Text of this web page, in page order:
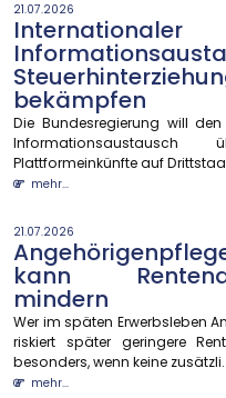
21.07.2026
Internationaler
bekämpfen
Die Bundesregierung will
Informationsaustausch
Plattformeinkünfte auf
mehr...
21.07.2026
kann
mindern
Wer im späten Erwerbsleben
riskiert später geringere
besonders, wenn keine
mehr...
Das Hessische
dass eine gesetzliche
einen Rettungshubsc...
mehr...
18.07.2026
Aktionsplan gegen
Finanzkriminalität
Im Mittelpunkt des Aktionsplans
Vernetzung von Ermi...
mehr...
18.07.2026
Gründer-
beeinflusst
von Start-ups
Eine Studie des ZEW Mannheim